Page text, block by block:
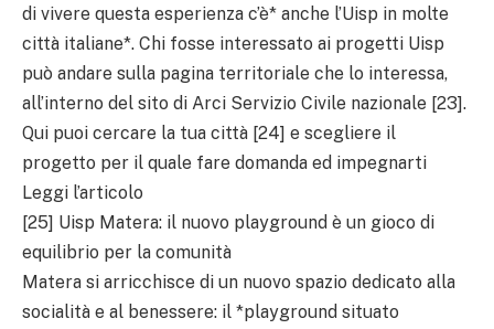
di vivere questa esperienza c’è* anche l’Uisp in molte
città italiane*. Chi fosse interessato ai progetti Uisp
può andare sulla pagina territoriale che lo interessa,
all’interno del sito di Arci Servizio Civile nazionale [23].
Qui puoi cercare la tua città [24] e scegliere il
progetto per il quale fare domanda ed impegnarti
Leggi l’articolo
[25] Uisp Matera: il nuovo playground è un gioco di
equilibrio per la comunità
Matera si arricchisce di un nuovo spazio dedicato alla
socialità e al benessere: il *playground situato